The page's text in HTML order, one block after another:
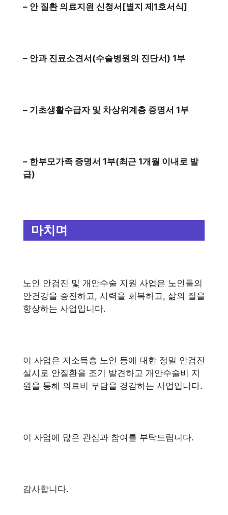
– 안 질환 의료지원 신청서[별지 제1호서식]
– 안과 진료소견서(수술병원의 진단서) 1부
– 기초생활수급자 및 차상위계층 증명서 1부
– 한부모가족 증명서 1부(최근 1개월 이내로 발
급)
마치며
노인 안검진 및 개안수술 지원 사업은 노인들의
안건강을 증진하고, 시력을 회복하고, 삶의 질을
향상하는 사업입니다.
이 사업은 저소득층 노인 등에 대한 정밀 안검진
실시로 안질환을 조기 발견하고 개안수술비 지
원을 통해 의료비 부담을 경감하는 사업입니다.
이 사업에 많은 관심과 참여를 부탁드립니다.
감사합니다.